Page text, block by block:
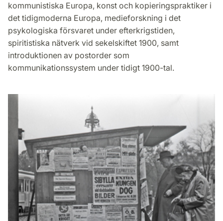
kommunistiska Europa, konst och kopieringspraktiker i
det tidigmoderna Europa, medieforskning i det
psykologiska försvaret under efterkrigstiden,
spiritistiska nätverk vid sekelskiftet 1900, samt
introduktionen av postorder som
kommunikationssystem under tidigt 1900-tal.